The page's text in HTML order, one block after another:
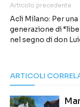
Articolo precedente
Acli Milano: Per una
generazione di
nel segno di don
ARTICOLI